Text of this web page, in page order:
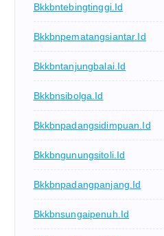
Bkkbntebingtinggi.id
Bkkbnpematangsiantar.id
Bkkbntanjungbalai.id
Bkkbnsibolga.id
Bkkbnpadangsidimpuan.id
Bkkbngunungsitoli.id
Bkkbnpadangpanjang.id
Bkkbnsungaipenuh.id